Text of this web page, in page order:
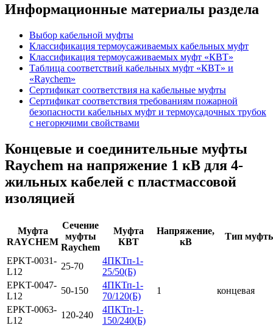
Информационные материалы раздела
Выбор кабельной муфты
Классификация термоусаживаемых кабельных муфт
Классификация термоусаживаемых муфт «КВТ»
Таблица соответствий кабельных муфт «КВТ» и
«Raychem»
Сертификат соответствия на кабельные муфты
Сертификат соответствия требованиям пожарной
безопасности кабельных муфт и термоусадочных трубок
с негорючими свойствами
Концевые и соединительные муфты
Raychem на напряжение 1 кВ для 4-
жильных кабелей с пластмассовой
изоляцией
Муфта
RAYCHEM
Сечение
муфты
Raychem
Муфта
КВТ
Напряжение,
кВ
Тип
EPKT-0031-
L12
25-70
4ПКТп-1-
25/50(Б)
1
концевая
EPKT-0047-
L12
50-150
4ПКТп-1-
70/120(Б)
EPKT-0063-
L12
120-240
4ПКТп-1-
150/240(Б)